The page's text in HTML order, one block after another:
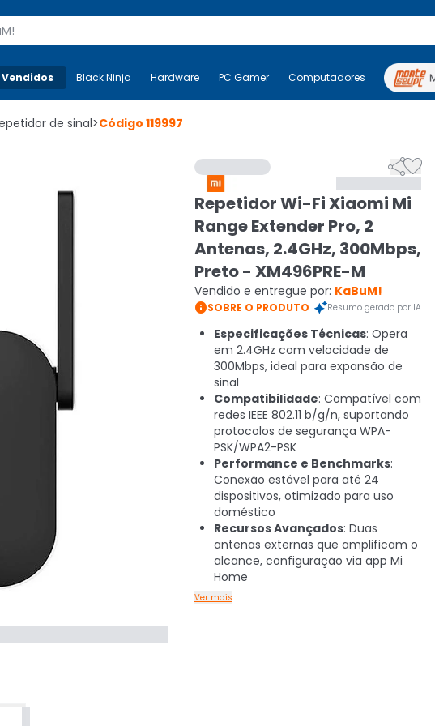
Mais-v- Black Ninja Hardware PC Gamer Computadores
Black Ninja Hardware PC Gamer Computadores Periféricos
de sinal>Código 119997

Repetidor Wi-Fi Xiaomi Mi
Range Extender Pro, 2
Antenas, 2.4GHz, 300Mbps,
Preto - XM496PRE-M
Vendido e entregue por: KaBuM!
SOBRE O PRODUTO Resumo gerado por IA
Especificações Técnicas: Opera
em 2.4GHz com velocidade de
300Mbps, ideal para expansão de
sinal
Compatibilidade: Compatível com
redes IEEE 802.11 b/g/n, suportando
protocolos de segurança WPA-
PSK/WPA2-PSK
Performance e Benchmarks:
Conexão estável para até 24
dispositivos, otimizado para uso
doméstico
Recursos Avançados: Duas
antenas externas que amplificam o
alcance, configuração via app Mi
Home
Ver mais